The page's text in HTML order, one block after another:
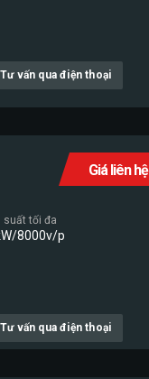
Tư vấn qua điện thoại
Giá liên hệ
suất tối đa
8000v/p
Tư vấn qua điện thoại